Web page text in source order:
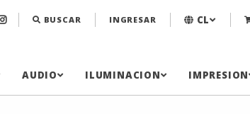
BUSCAR INGRESAR CL
AUDIO ILUMINACION IMPRESION